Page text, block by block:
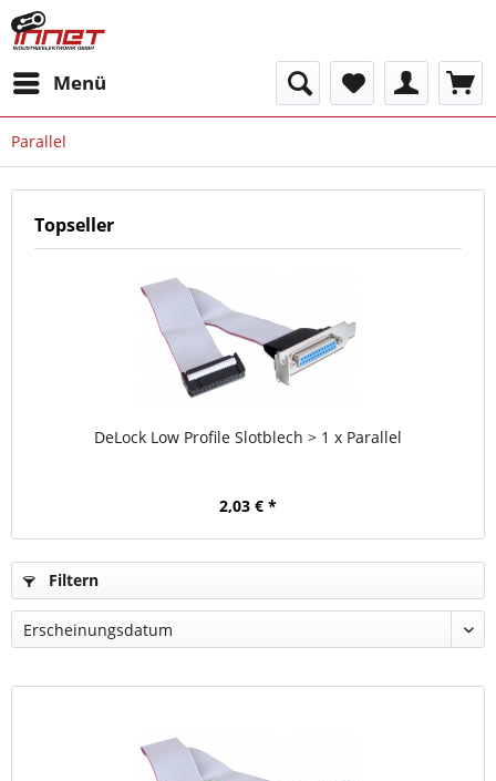
Menü
Parallel
Topseller
DeLock Low Profile Slotblech > 1 x Parallel
2,03 € *
Filtern